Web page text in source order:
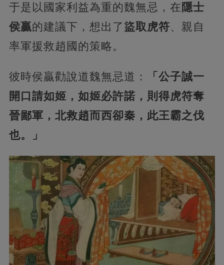
于是以國家利益為重的魏無忌，在 隱士
侯贏的建議下，想出了 盜取虎符、親自
率軍援救趙國的策略。
彼時侯贏勸說道魏無忌道：
「公子誠一
開口請如姬，如姬必許諾，則得虎符奪
晉鄙軍，北救趙而西卻秦，此王霸之伐
也。」